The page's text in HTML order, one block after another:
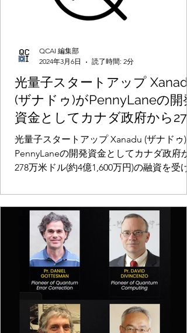
光量子スタートアップ
(ザナドゥ)がPennyLaneの開
資金としてカナダ政府から278
万米ドル(約4億1,600万円)の融
資を受けた
光量子スタートアップ Xanadu (ザナドゥ)
PennyLaneの開発資金としてカナダ政府
278万米ドル(約4億1,600万円)の融資を受け
QCAI 編集部
2024年3月6日
読了時間: 2分